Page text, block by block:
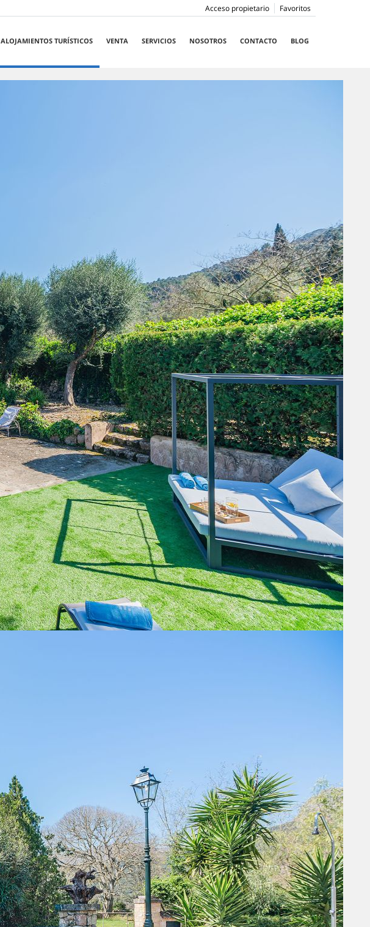
Favoritos
Acceso propietario
ALOJAMIENTOS TURÍSTICOS VENTA SERVICIOS NOSOTROS CONTACTO BLOG